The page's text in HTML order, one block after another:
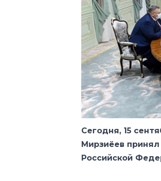
Сегодня, 15
Мирзиёев принял
Российской
Открывая встречу,
отметил, что